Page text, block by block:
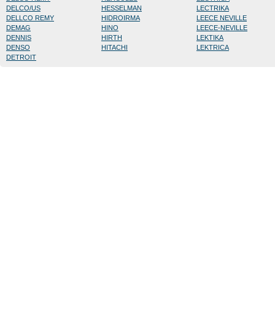
DELCO/US
DELLCO REMY
DEMAG
DENNIS
DENSO
DETROIT
HESSELMAN
HIDROIRMA
HINO
HIRTH
HITACHI
LECTRIKA
LEECE NEVILLE
LEECE-NEVILLE
LEKTIKA
LEKTRICA